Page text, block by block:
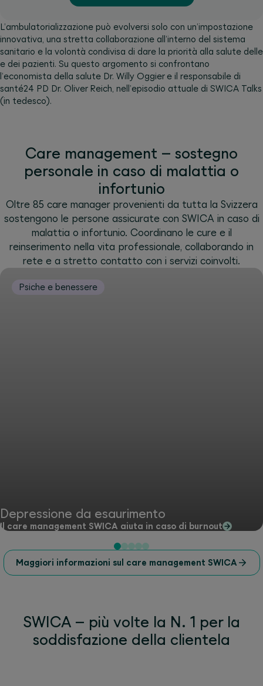
L’ambulatorializzazione può evolversi solo con un’impostazione
innovativa, una stretta collaborazione all’interno del sistema
sanitario e la volontà condivisa di dare la priorità alla salute delle
e dei pazienti. Su questo argomento si confrontano
l’economista della salute Dr. Willy Oggier e il responsabile di
santé24 PD Dr. Oliver Reich, nell’episodio attuale di SWICA Talks
(in tedesco).
Care management – sostegno
personale in caso di malattia o
infortunio
Oltre 85 care manager provenienti da tutta la Svizzera
sostengono le persone assicurate con SWICA in caso di
malattia o infortunio. Coordinano le cure e il
reinserimento nella vita professionale, collaborando in
rete e a stretto contatto con i servizi coinvolti.
Psiche e benessere
Depressione da esaurimento
Il care management SWICA aiuta in caso di burnout
Maggiori informazioni sul care management SWICA
SWICA – più volte la N. 1 per la
soddisfazione della clientela